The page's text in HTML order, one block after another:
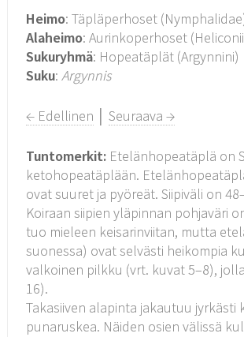
Heimo: Täpläperhoset
Alaheimo: Aurinkoperhoset
Sukuryhmä: Hopeatäplät (Argynnini)
Suku:Argynnis
← Edellinen │Seuraava →
Tuntomerkit: Etelänhopeatäplä on
ketohopeatäplään.
ovat suuret ja pyöreät. Siipiväli on
Koiraan siipien yläpinnan pohjaväri
tuo mieleen keisarinviitan, mutta
suonessa) ovat selvästi heikompia
valkoinen pilkku (vrt. kuvat 5–8),
16).
Takasiiven alapinta jakautuu
punaruskea. Näiden osien välissä